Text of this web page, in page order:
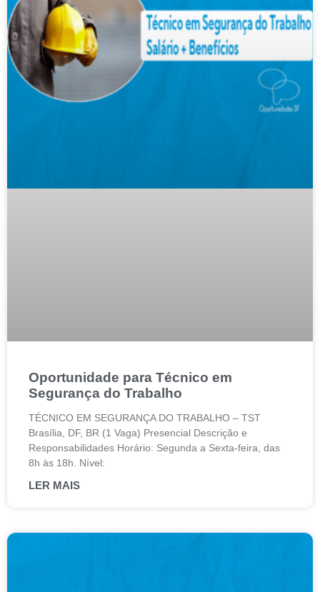
Oportunidade para Técnico em
Segurança do Trabalho
TÉCNICO EM SEGURANÇA DO TRABALHO – TST
Brasília, DF, BR (1 Vaga) Presencial Descrição e
Responsabilidades Horário: Segunda a Sexta-feira, das
8h às 18h. Nível:
LER MAIS